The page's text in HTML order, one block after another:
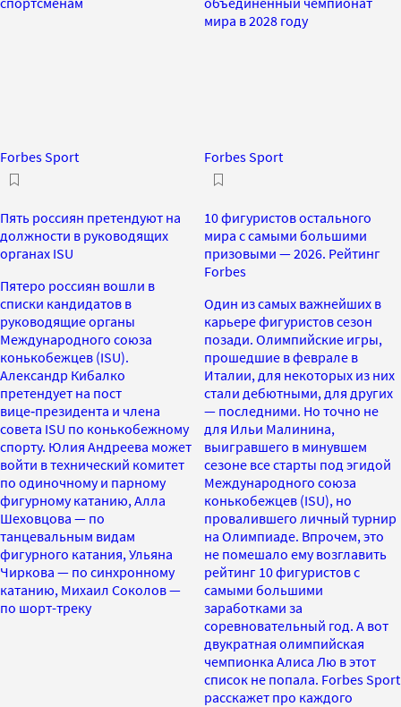
мира в 2028 году
Forbes Sport
Пять россиян претендуют на
должности в руководящих
органах ISU
Пятеро россиян вошли в
списки кандидатов в
руководящие органы
Международного союза
конькобежцев (ISU).
Александр Кибалко
претендует на пост
вице‑президента и члена
совета ISU по конькобежному
спорту. Юлия Андреева может
войти в технический комитет
по одиночному и парному
фигурному катанию, Алла
Шеховцова — по
танцевальным видам
фигурного катания, Ульяна
Чиркова — по синхронному
катанию, Михаил Соколов —
по шорт-треку
Forbes Sport
10 фигуристов остального
мира с самыми большими
призовыми — 2026. Рейтинг
Forbes
Один из самых важнейших в
карьере фигуристов сезон
позади. Олимпийские игры,
прошедшие в феврале в
Италии, для некоторых из них
стали дебютными, для других
— последними. Но точно не
для Ильи Малинина,
выигравшего в минувшем
сезоне все старты под эгидой
Международного союза
конькобежцев (ISU), но
провалившего личный турнир
на Олимпиаде. Впрочем, это
не помешало ему возглавить
рейтинг 10 фигуристов с
самыми большими
заработками за
соревновательный год. А вот
двукратная олимпийская
чемпионка Алиса Лю в этот
список не попала. Forbes Sport
расскажет про каждого